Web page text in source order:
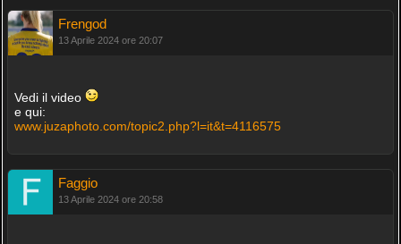
Frengod
13 Aprile 2024 ore 20:07
Vedi il video
e qui:
www.juzaphoto.com/topic2.php?l=it&t=4116575
Faggio
13 Aprile 2024 ore 20:58